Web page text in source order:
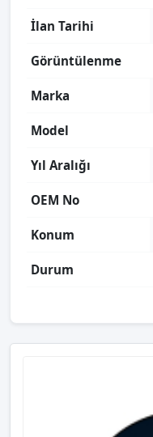
İlan Tarihi
Görüntülenme
Marka
Model
Yıl Aralığı
OEM No
Konum
Durum